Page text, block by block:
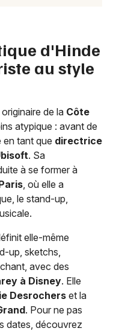
d'Hinde
au style
de la Côte
atypique : avant de
en tant que directrice
. Sa
à se former à
, où elle a
le stand-up,
elle-même
up, sketchs,
avec des
à Disney. Elle
Desrocherset la
. Pour ne pas
dates, découvrez